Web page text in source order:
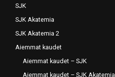
SJK
SJK Akatemia
SJK Akatemia 2
Aiemmat kaudet
Aiemmat kaudet – SJK
Aiemmat kaudet – SJK Akatemia